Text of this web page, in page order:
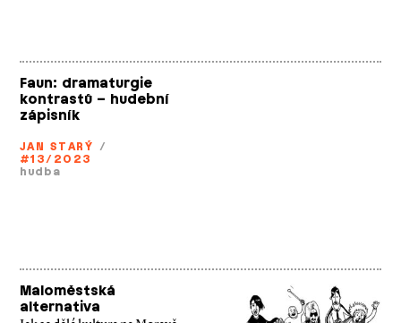
Faun: dramaturgie
kontrastů – hudební
zápisník
JAN STARÝ /
#13/2023
hudba
Maloměstská
alternativa